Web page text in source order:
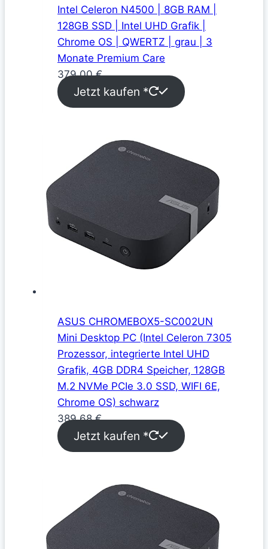
Intel Celeron N4500 | 8GB RAM |
128GB SSD | Intel UHD Grafik |
Chrome OS | QWERTZ | grau | 3
Monate Premium Care
379,00€
Jetzt kaufen *
ASUS CHROMEBOX5-SC002UN
Mini Desktop PC (Intel Celeron 7305
Prozessor, integrierte Intel UHD
Grafik, 4GB DDR4 Speicher, 128GB
M.2 NVMe PCIe 3.0 SSD, WIFI 6E,
Chrome OS) schwarz
389,68€
Jetzt kaufen *